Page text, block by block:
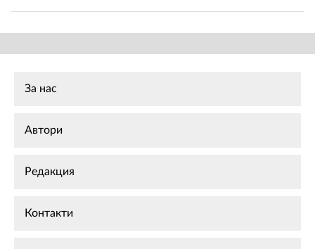
За нас
Автори
Редакция
Контакти